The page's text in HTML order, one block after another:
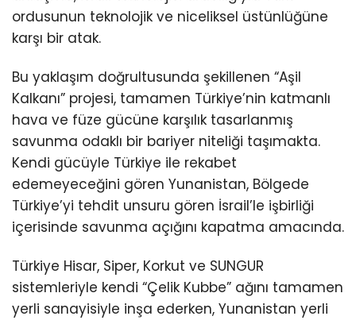
ordusunun teknolojik ve niceliksel üstünlüğüne
karşı bir atak.
Bu yaklaşım doğrultusunda şekillenen “Aşil
Kalkanı” projesi, tamamen Türkiye’nin katmanlı
hava ve füze gücüne karşılık tasarlanmış
savunma odaklı bir bariyer niteliği taşımakta.
Kendi gücüyle Türkiye ile rekabet
edemeyeceğini gören Yunanistan, Bölgede
Türkiye’yi tehdit unsuru gören İsrail’le işbirliği
içerisinde savunma açığını kapatma amacında.
Türkiye Hisar, Siper, Korkut ve SUNGUR
sistemleriyle kendi “Çelik Kubbe” ağını tamamen
yerli sanayisiyle inşa ederken, Yunanistan yerli